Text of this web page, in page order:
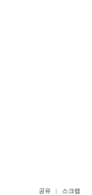
공유 스크랩